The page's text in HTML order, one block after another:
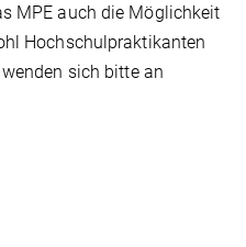
MPE auch die Möglichkeit
Hochschulpraktikanten
sich bitte an